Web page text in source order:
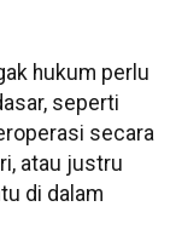
hukum perlu
seperti
secara
atau justru
di dalam